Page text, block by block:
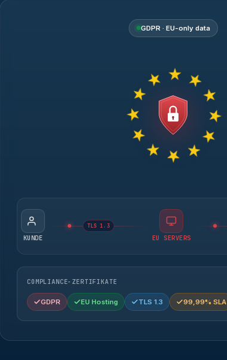
GDPR · EU-only data
KUNDE
TLS 1.3
EU SERVERS
COMPLIANCE-ZERTIFIKATE
GDPR EU Hosting TLS 1.3 99,99% SLA